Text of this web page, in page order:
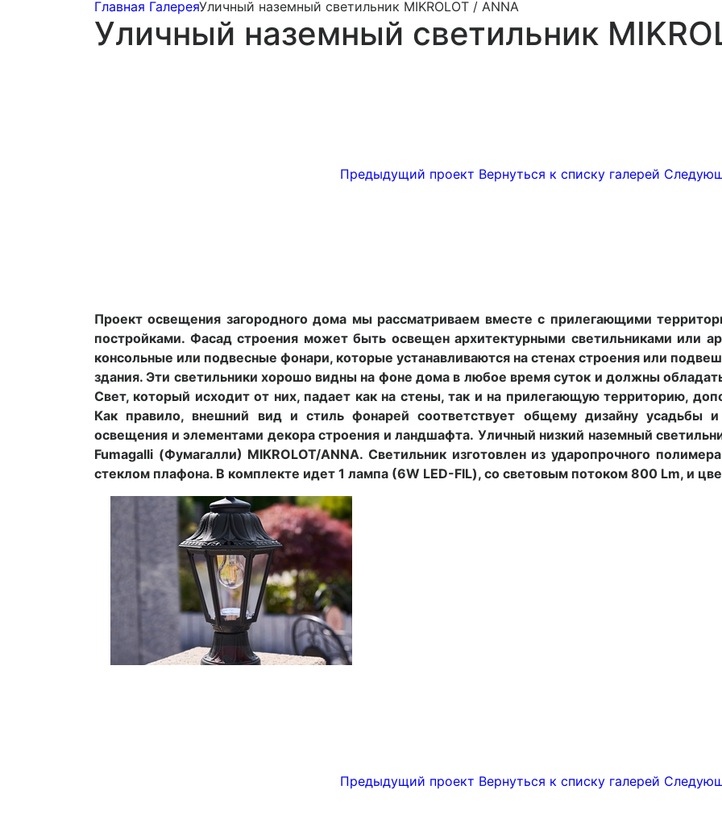
Главная ГалереяУличный наземный светильник MIKROLOT / ANNA
Уличный наземный светильник
Предыдущий проект Вернуться к списку галерей
Проект освещения загородного дома мы рассматриваем вместе с прилегающими
постройками. Фасад строения может быть освещен архитектурными светильниками или
консольные или подвесные фонари, которые устанавливаются на стенах строения или
здания. Эти светильники хорошо видны на фоне дома в любое время суток и должны
Свет, который исходит от них, падает как на стены, так и на прилегающую территорию,
Как правило, внешний вид и стиль фонарей соответствует общему дизайну усадьбы
освещения и элементами декора строения и ландшафта. Уличный низкий наземный
Fumagalli (Фумагалли) MIKROLOT/ANNA. Светильник изготовлен из ударопрочного
стеклом плафона. В комплекте идет 1 лампа (6W LED-FIL), со световым потоком 800 Lm, и
Предыдущий проект Вернуться к списку галерей